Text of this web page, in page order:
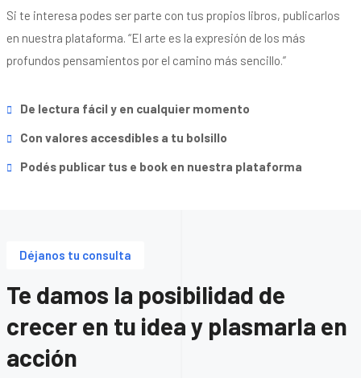
Si te interesa podes ser parte con tus propios libros, publicarlos
en nuestra plataforma. “El arte es la expresión de los más
profundos pensamientos por el camino más sencillo.”
De lectura fácil y en cualquier momento
Con valores accesdibles a tu bolsillo
Podés publicar tus e book en nuestra plataforma
Déjanos tu consulta
Te damos la posibilidad de
crecer en tu idea y plasmarla en
acción